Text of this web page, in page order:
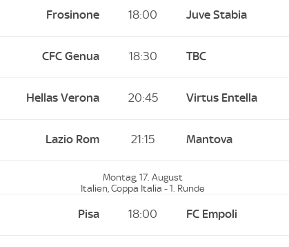
Frosinone 18:00 Juve Stabia
CFC Genua 18:30 TBC
Hellas Verona 20:45 Virtus Entella
Lazio Rom 21:15 Mantova
Montag, 17. August
Italien, Coppa Italia - 1. Runde
Pisa 18:00 FC Empoli